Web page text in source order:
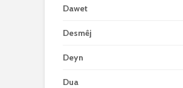
Dawet
Desmêj
Deyn
Dua